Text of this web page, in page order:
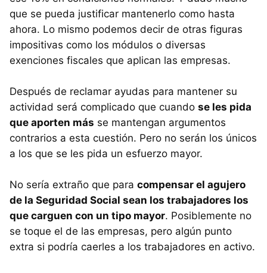
que se pueda justificar mantenerlo como hasta
ahora. Lo mismo podemos decir de otras figuras
impositivas como los módulos o diversas
exenciones fiscales que aplican las empresas.
Después de reclamar ayudas para mantener su
actividad será complicado que cuando se les pida
que aporten más se mantengan argumentos
contrarios a esta cuestión. Pero no serán los únicos
a los que se les pida un esfuerzo mayor.
No sería extraño que para compensar el agujero
de la Seguridad Social sean los trabajadores los
que carguen con un tipo mayor. Posiblemente no
se toque el de las empresas, pero algún punto
extra si podría caerles a los trabajadores en activo.